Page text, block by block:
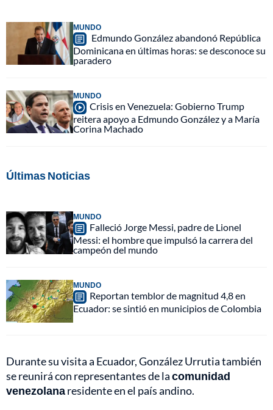
MUNDO
Edmundo González abandonó República
Dominicana en últimas horas: se desconoce su
paradero
MUNDO
Crisis en Venezuela: Gobierno Trump
reitera apoyo a Edmundo González y a María
Corina Machado
Últimas Noticias
MUNDO
Falleció Jorge Messi, padre de Lionel
Messi: el hombre que impulsó la carrera del
campeón del mundo
MUNDO
Reportan temblor de magnitud 4,8 en
Ecuador: se sintió en municipios de Colombia
Durante su visita a Ecuador, González Urrutia también
se reunirá con representantes de lacomunidad
venezolanaresidente en el país andino.